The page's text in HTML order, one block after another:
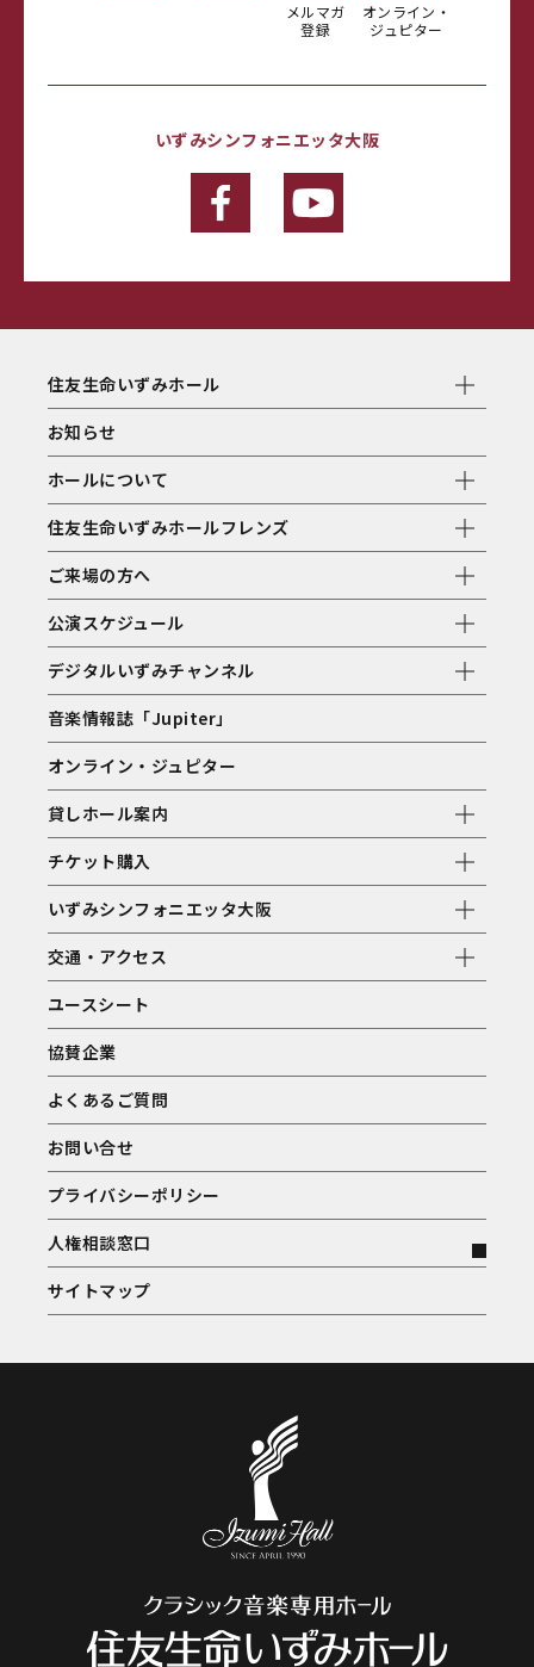
メルマガ
登録
オンライン・
ジュピター
いずみシンフォニエッタ大阪
住友生命いずみホール
お知らせ
ホールについて
住友生命いずみホールフレンズ
ご来場の方へ
公演スケジュール
デジタルいずみチャンネル
音楽情報誌「Jupiter」
オンライン・ジュピター
貸しホール案内
チケット購入
いずみシンフォニエッタ大阪
交通・アクセス
ユースシート
協賛企業
よくあるご質問
お問い合せ
プライバシーポリシー
人権相談窓口
サイトマップ